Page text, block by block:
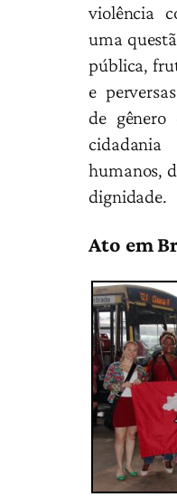
violência
uma
pública,
e
de gênero
humanos,
dignidade.
Ato em